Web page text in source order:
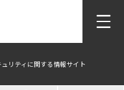
リティに関する情報サイト